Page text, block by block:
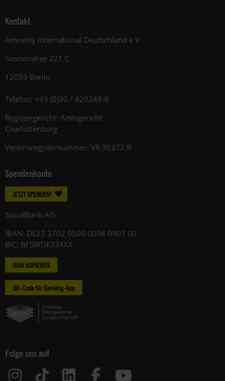
Kontakt
Amnesty International Deutschland e.V.
Sonnenallee 221 C
12059 Berlin
Telefon: +49 (0)30 / 420248-0
Registergericht: Amtsgericht
Charlottenburg
Vereinsregisternummer: VR 36372 B
Spendenkonto
JETZT SPENDEN!
SozialBank AG
IBAN: DE23 3702 0500 0008 0901 00
BIC: BFSWDE33XXX
IBAN KOPIEREN
QR-Code für Banking-App
Folge uns auf